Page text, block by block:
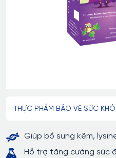
THỰC PHẨM BẢO VỆ SỨC
Giúp bổ sung kẽm,
Hỗ trợ tăng cường sức